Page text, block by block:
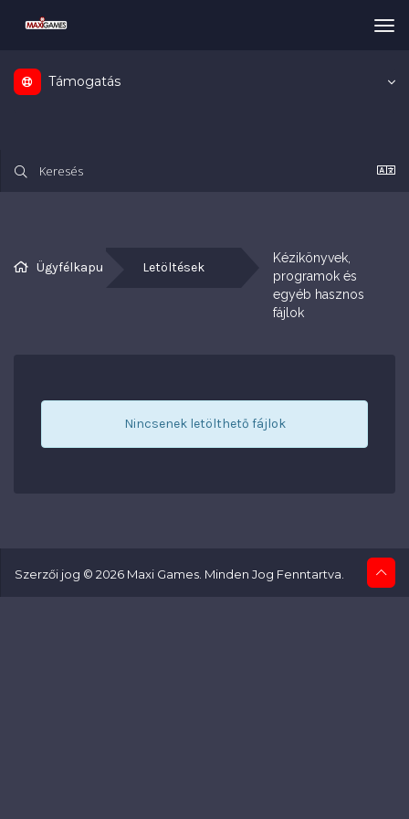
Támogatás
Ügyfélkapu Letöltések
Kézikönyvek,
programok és
egyéb hasznos
fájlok
Nincsenek letölthető fájlok
Szerzői jog © 2026 Maxi Games. Minden Jog Fenntartva.